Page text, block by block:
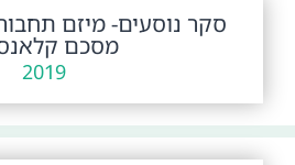
סקר נוסעים- מיזם
מסכם
2019